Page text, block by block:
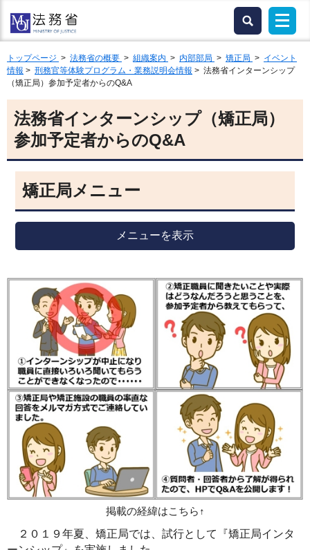
トップページ > 法務省の概要 > 組織案内 > 内部部局 > 矯正局 > イベント
情報 > 刑務官等体験プログラム・業務説明会情報 > 法務省インターンシップ
（矯正局）参加予定者からのQ&A
法務省インターンシップ（矯正局）
参加予定者からのQ&A
矯正局メニュー
メニューを表示
掲載の経緯はこちら↑
２０１９年夏、矯正局では、試行として『矯正局インタ